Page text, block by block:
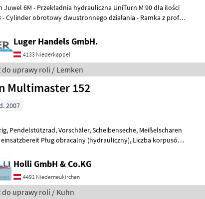
hydrauliczna UniTurn M 90 dla ilości
- Cylinder obrotowy dwustronnego działania - Ramka z profilu
Luger Handels GmbH.
4133 Niederkappel
do uprawy roli / Lemken
Multimaster 152
2007
Meißelscharen
Pług obracalny (hydrauliczny), Liczba korpusów
Holli GmbH & Co.KG
4491 Niederneukirchen
do uprawy roli / Kuhn